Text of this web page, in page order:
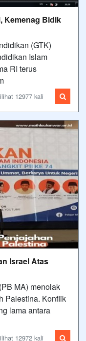
Kemenag Bidik
(GTK)
Islam
RI terus
12977 kali
Israel Atas
MA) menolak
Palestina. Konflik
lama antara
12972 kali